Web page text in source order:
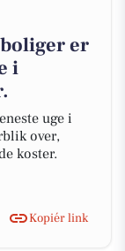
er
i
uge i
over,
koster.
Kopiér link